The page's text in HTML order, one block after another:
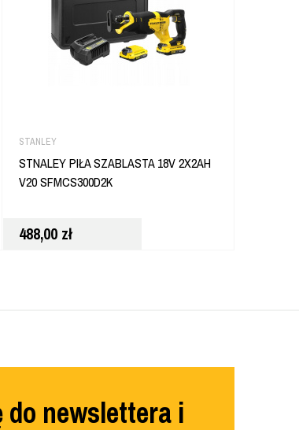
STANLEY
STNALEY PIŁA SZABLASTA 18V 2X2AH
V20 SFMCS300D2K
488,00 zł
do newslettera i